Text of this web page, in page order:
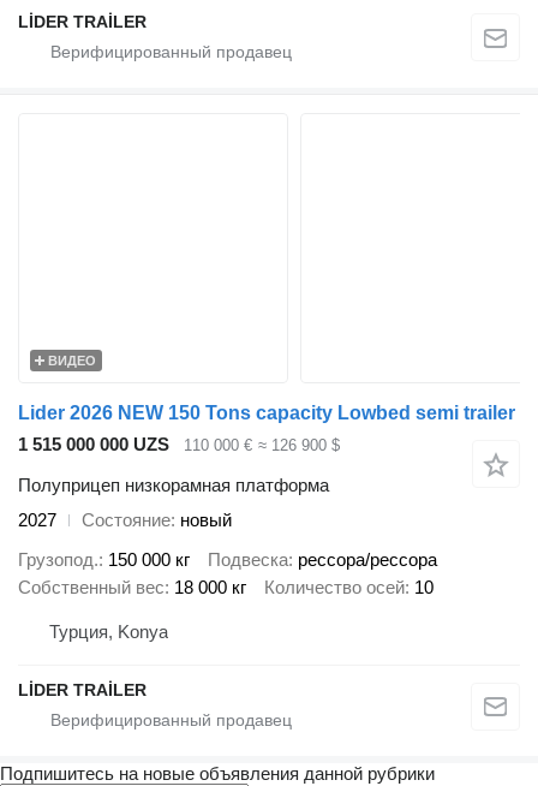
LİDER TRAİLER
ВИДЕО
Lider 2026 NEW 150 Tons capacity Lowbed semi trailer
1 515 000 000 UZS
110 000 € ≈ 126 900 $
Полуприцеп низкорамная платформа
2027
Состояние новый
Грузопод. 150 000 кг Подвеска рессора/рессора
Собственный вес 18 000 кг Количество осей 10
Турция, Konya
LİDER TRAİLER
Подпишитесь на новые объявления данной рубрики